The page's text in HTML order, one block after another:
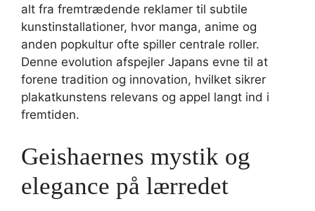
alt fra fremtrædende reklamer til subtile
kunstinstallationer, hvor manga, anime og
anden popkultur ofte spiller centrale roller.
Denne evolution afspejler Japans evne til at
forene tradition og innovation, hvilket sikrer
plakatkunstens relevans og appel langt ind i
fremtiden.
Geishaernes mystik og
elegance på lærredet